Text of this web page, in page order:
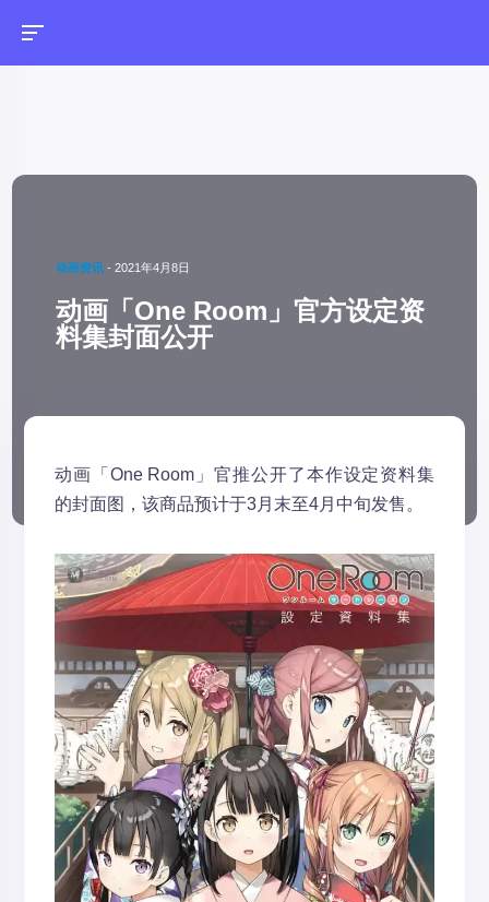
动画资讯 -2021年4月8日
动画「One Room」官方设定资
料集封面公开
动画「One Room」官推公开了本作设定资料集
的封面图，该商品预计于3月末至4月中旬发售。